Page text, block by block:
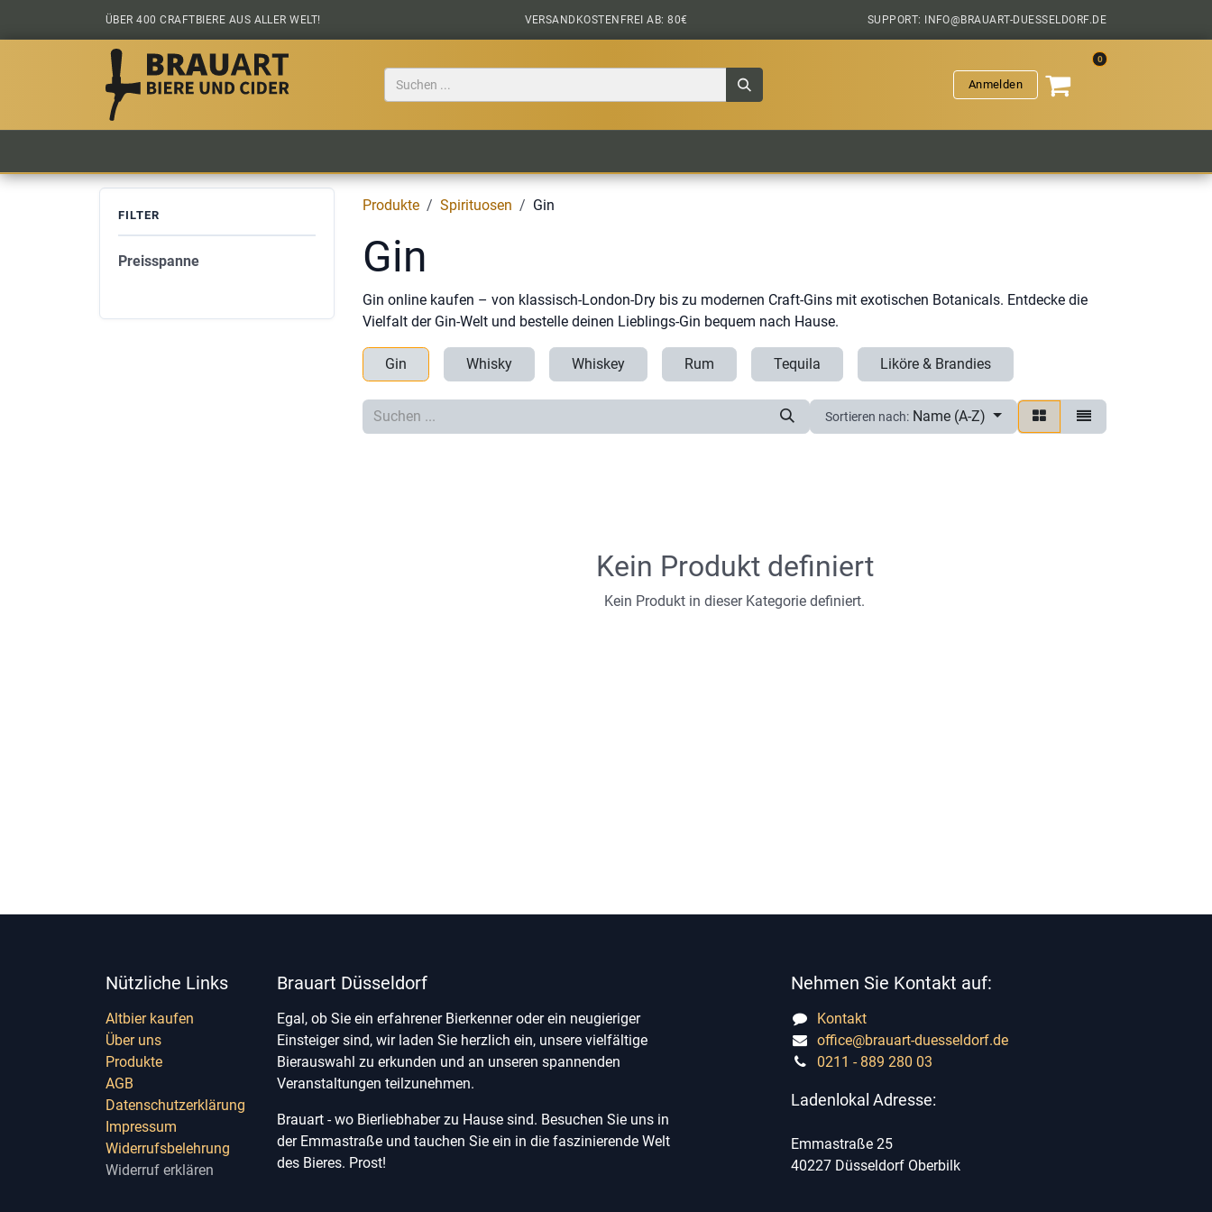
Zum Inhalt springen
ÜBER 400 CRAFTBIERE AUS ALLER WELT! VERSANDKOSTENFREI AB: 80€ SUPPORT: INFO@BRAUART-DUESSELDORF.DE
Anmelden
0
FILTER
Preisspanne
Produkte Spirituosen Gin
Gin
Gin online kaufen – von klassisch-London-Dry bis zu modernen Craft-Gins mit exotischen Botanicals. Entdecke die
Vielfalt der Gin-Welt und bestelle deinen Lieblings-Gin bequem nach Hause.
Gin Whisky Whiskey Rum Tequila Liköre & Brandies
Sortieren nach: Name (A-Z)
Kein Produkt definiert
Kein Produkt in dieser Kategorie definiert.
Nützliche Links
Altbier kaufen
Über uns
Produkte
AGB
Datenschutzerklärung
Impressum
Widerrufsbelehrung
Widerruf erklären
Brauart Düsseldorf
Egal, ob Sie ein erfahrener Bierkenner oder ein neugieriger
Einsteiger sind, wir laden Sie herzlich ein, unsere vielfältige
Bierauswahl zu erkunden und an unseren spannenden
Veranstaltungen teilzunehmen.
Brauart - wo Bierliebhaber zu Hause sind. Besuchen Sie uns in
der Emmastraße und tauchen Sie ein in die faszinierende Welt
des Bieres. Prost!
Nehmen Sie Kontakt auf:
Kontakt
office@brauart-duesseldorf.de
0211 - 889 280 03
Ladenlokal Adresse:
Emmastraße 25
40227 Düsseldorf Oberbilk